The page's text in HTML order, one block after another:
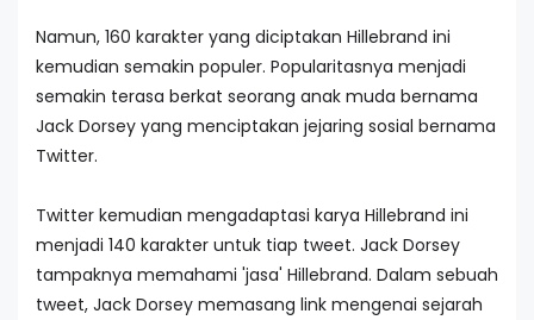
Namun, 160 karakter yang diciptakan Hillebrand ini
kemudian semakin populer. Popularitasnya menjadi
semakin terasa berkat seorang anak muda bernama
Jack Dorsey yang menciptakan jejaring sosial bernama
Twitter.
Twitter kemudian mengadaptasi karya Hillebrand ini
menjadi 140 karakter untuk tiap tweet. Jack Dorsey
tampaknya memahami 'jasa' Hillebrand. Dalam sebuah
tweet, Jack Dorsey memasang link mengenai sejarah